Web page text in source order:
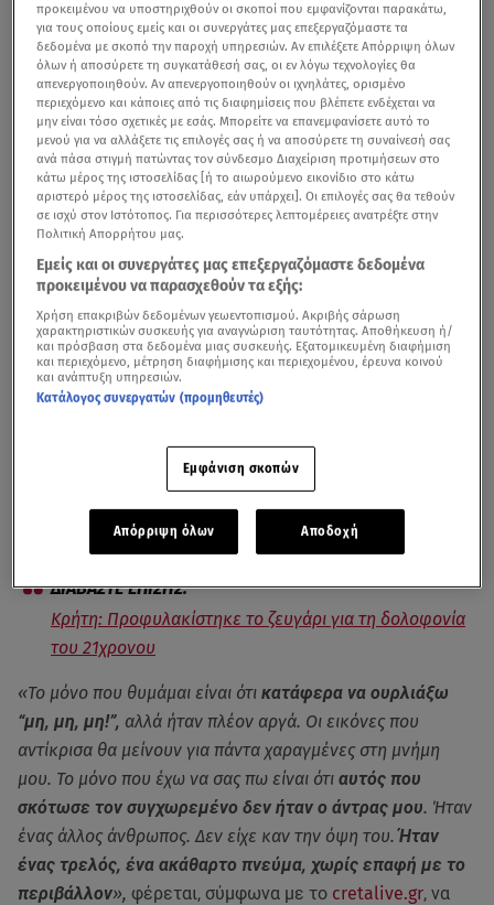
Φως στις συνθήκες της άγριας
κατάσταση στην οποία βρίσκονταν τα τελευταία τρία
χρόνια ο 54χρονος δράστης και η σύζυγός του, μετά τον
θάνατο του γιου τους, ρίχνουν οι απολογίες τους στις
δικαστικές αρχές.
Κρήτη: Προφυλακίστηκε το ζευγάρι για τη δολοφονία
του 21χρονου
«Το μόνο που θυμάμαι είναι ότι κατάφερα να ουρλιάξω
“μη, μη, μη!”, αλλά ήταν πλέον αργά. Οι εικόνες που
αντίκρισα θα μείνουν για πάντα χαραγμένες στη μνήμη
μου. Το μόνο που έχω να σας πω είναι ότι αυτός που
σκότωσε τον συγχωρεμένο δεν ήταν ο άντρας μου. Ήταν
ένας άλλος άνθρωπος. Δεν είχε καν την όψη του.Ήταν
ένας τρελός, ένα ακάθαρτο πνεύμα, χωρίς επαφή με το
περιβάλλον», φέρεται, σύμφωνα με το cretalive.gr, να
προκειμένου να υποστηριχθούν οι σκοποί που εμφανίζονται παρακάτω,
για τους οποίους εμείς και οι συνεργάτες μας επεξεργαζόμαστε τα
δεδομένα με σκοπό την παροχή υπηρεσιών. Αν επιλέξετε Απόρριψη όλων
όλων ή αποσύρετε τη συγκατάθεσή σας, οι εν λόγω τεχνολογίες θα
απενεργοποιηθούν. Αν απενεργοποιηθούν οι ιχνηλάτες, ορισμένο
περιεχόμενο και κάποιες από τις διαφημίσεις που βλέπετε ενδέχεται να
μην είναι τόσο σχετικές με εσάς. Μπορείτε να επανεμφανίσετε αυτό το
μενού για να αλλάξετε τις επιλογές σας ή να αποσύρετε τη συναίνεσή σας
ανά πάσα στιγμή πατώντας τον σύνδεσμο Διαχείριση προτιμήσεων στο
κάτω μέρος της ιστοσελίδας [ή το αιωρούμενο εικονίδιο στο κάτω
αριστερό μέρος της ιστοσελίδας, εάν υπάρχει]. Οι επιλογές σας θα τεθούν
σε ισχύ στον Ιστότοπος. Για περισσότερες λεπτομέρειες ανατρέξτε στην
Πολιτική Απορρήτου μας.
Εμείς και οι συνεργάτες μας επεξεργαζόμαστε δεδομένα
προκειμένου να παρασχεθούν τα εξής:
Χρήση επακριβών δεδομένων γεωεντοπισμού. Ακριβής σάρωση
χαρακτηριστικών συσκευής για αναγνώριση ταυτότητας. Αποθήκευση ή/
και πρόσβαση στα δεδομένα μιας συσκευής. Εξατομικευμένη διαφήμιση
και περιεχόμενο, μέτρηση διαφήμισης και περιεχομένου, έρευνα κοινού
και ανάπτυξη υπηρεσιών.
Κατάλογος συνεργατών (προμηθευτές)
Εμφάνιση σκοπών
Απόρριψη όλων Αποδοχή